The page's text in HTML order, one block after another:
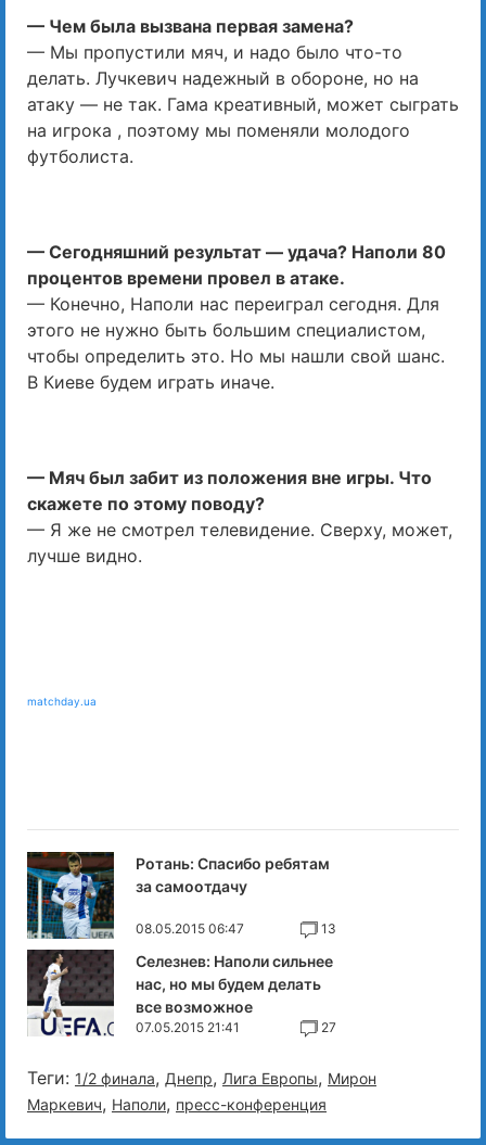
— Чем была вызвана первая замена?
— Мы пропустили мяч, и надо было что-то
делать. Лучкевич надежный в обороне, но на
атаку — не так. Гама креативный, может сыграть
на игрока , поэтому мы поменяли молодого
футболиста.
— Сегодняшний результат — удача? Наполи 80
процентов времени провел в атаке.
— Конечно, Наполи нас переиграл сегодня. Для
этого не нужно быть большим специалистом,
чтобы определить это. Но мы нашли свой шанс.
В Киеве будем играть иначе.
— Мяч был забит из положения вне игры. Что
скажете по этому поводу?
— Я же не смотрел телевидение. Сверху, может,
лучше видно.
matchday.ua
Ротань: Спасибо ребятам
за самоотдачу
08.05.2015 06:47 13
Селезнев: Наполи сильнее
нас, но мы будем делать
все возможное
07.05.2015 21:41 27
Теги: 1/2 финала, Днепр, Лига Европы, Мирон
Маркевич, Наполи, пресс-конференция